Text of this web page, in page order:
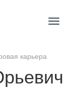
карьера